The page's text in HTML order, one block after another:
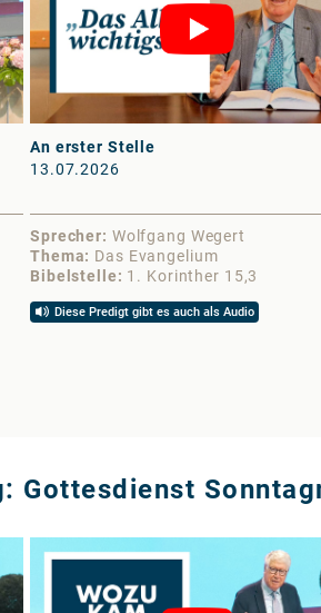
An erster Stelle
13.07.2026
Sprecher
Wolfgang Wegert
Thema
Das Evangelium
Bibelstelle
1. Korinther 15,3
Diese Predigt gibt es auch als Audio
Gottesdienst